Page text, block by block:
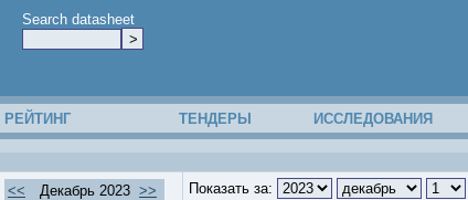
Search datasheet
РЕЙТИНГ ТЕНДЕРЫ ИССЛЕДОВАНИЯ
<< Декабрь 2023 >>
Показать за: